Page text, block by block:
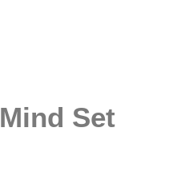
Mind Set